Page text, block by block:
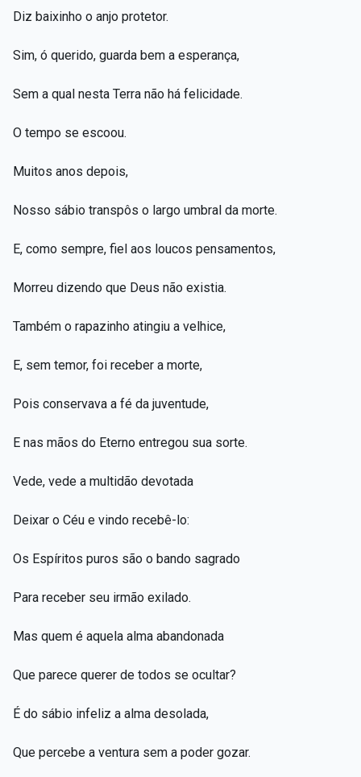
Diz baixinho o anjo protetor.
Sim, ó querido, guarda bem a esperança,
Sem a qual nesta Terra não há felicidade.
O tempo se escoou.
Muitos anos depois,
Nosso sábio transpôs o largo umbral da morte.
E, como sempre, fiel aos loucos pensamentos,
Morreu dizendo que Deus não existia.
Também o rapazinho atingiu a velhice,
E, sem temor, foi receber a morte,
Pois conservava a fé da juventude,
E nas mãos do Eterno entregou sua sorte.
Vede, vede a multidão devotada
Deixar o Céu e vindo recebê-lo:
Os Espíritos puros são o bando sagrado
Para receber seu irmão exilado.
Mas quem é aquela alma abandonada
Que parece querer de todos se ocultar?
É do sábio infeliz a alma desolada,
Que percebe a ventura sem a poder gozar.